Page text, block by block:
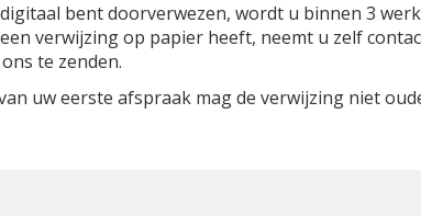
bent doorverwezen, wordt u binnen 3
verwijzing op papier heeft, neemt u zelf
te zenden.
uw eerste afspraak mag de verwijzing niet